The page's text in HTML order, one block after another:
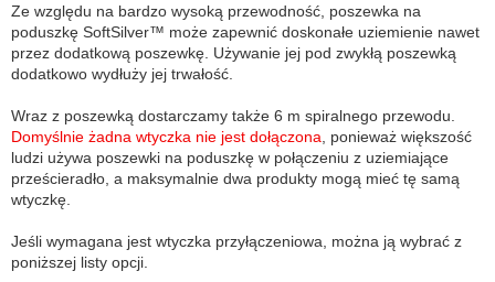
Ze względu na bardzo wysoką przewodność, poszewka na
poduszkę SoftSilver™ może zapewnić doskonałe uziemienie nawet
przez dodatkową poszewkę. Używanie jej pod zwykłą poszewką
dodatkowo wydłuży jej trwałość.
Wraz z poszewką dostarczamy także 6 m spiralnego przewodu.
Domyślnie żadna wtyczka nie jest dołączona , ponieważ większość
ludzi używa poszewki na poduszkę w połączeniu z uziemiające
prześcieradło, a maksymalnie dwa produkty mogą mieć tę samą
wtyczkę.
Jeśli wymagana jest wtyczka przyłączeniowa, można ją wybrać z
poniższej listy opcji.